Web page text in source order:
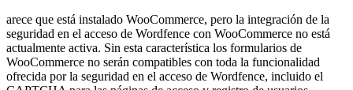
arece que está instalado WooCommerce, pero la integración de la
seguridad en el acceso de Wordfence con WooCommerce no está
actualmente activa. Sin esta característica los formularios de
WooCommerce no serán compatibles con toda la funcionalidad
ofrecida por la seguridad en el acceso de Wordfence, incluido el